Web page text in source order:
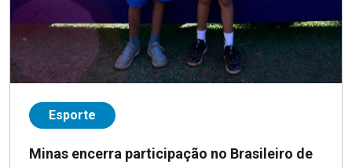
Esporte
Minas encerra participação no Brasileiro de